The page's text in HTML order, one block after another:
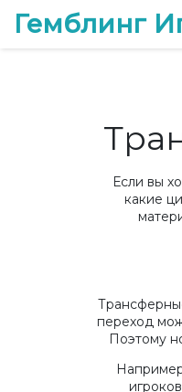
Гемблинг
Если вы
какие
переход
Поэтому